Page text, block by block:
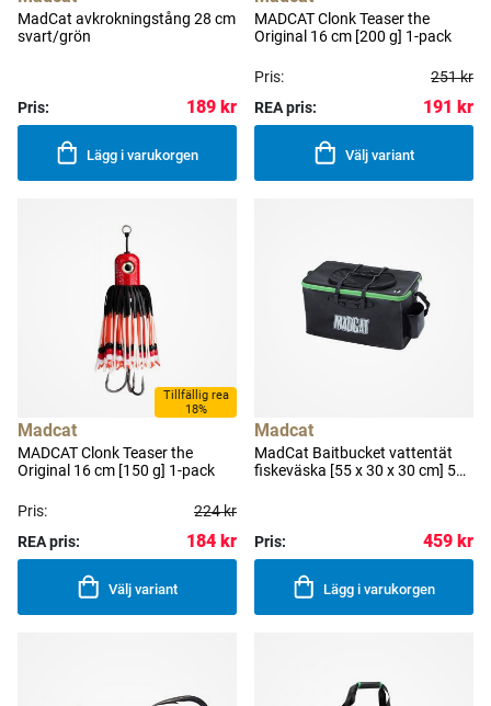
MadCat avkrokningstång 28 cm
svart/grön
Pris: 189 kr
Lägg i varukorgen
MADCAT Clonk Teaser the
Original 16 cm [200 g] 1-pack
Pris:
251 kr
REA pris:
191 kr
Välj variant
Tillfällig rea
18%
Madcat
MADCAT Clonk Teaser the
Original 16 cm [150 g] 1-pack
Pris:
224 kr
REA pris:
184 kr
Välj variant
Madcat
MadCat Baitbucket vattentät
fiskeväska [55 x 30 x 30 cm] 50L
Pris: 459 kr
Lägg i varukorgen